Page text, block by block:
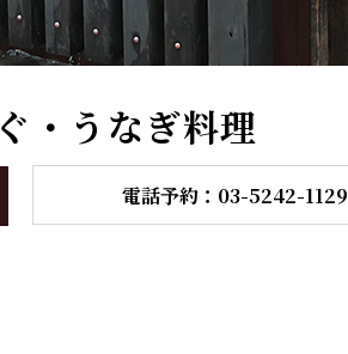
・うなぎ料理
電話予約：03-5242-1129